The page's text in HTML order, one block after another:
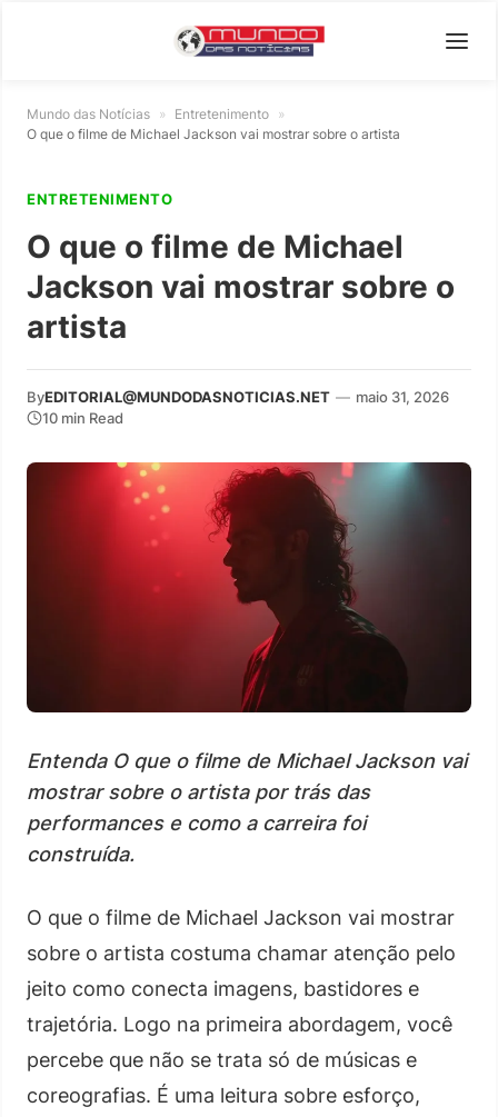
Mundo das Notícias » Entretenimento »
O que o filme de Michael Jackson vai mostrar sobre o artista
ENTRETENIMENTO
O que o filme de Michael
Jackson vai mostrar sobre o
artista
ByEDITORIAL@MUNDODASNOTICIAS.NET — maio 31, 2026
10 min Read
Entenda O que o filme de Michael Jackson vai
mostrar sobre o artista por trás das
performances e como a carreira foi
construída.
O que o filme de Michael Jackson vai mostrar
sobre o artista costuma chamar atenção pelo
jeito como conecta imagens, bastidores e
trajetória. Logo na primeira abordagem, você
percebe que não se trata só de músicas e
coreografias. É uma leitura sobre esforço,